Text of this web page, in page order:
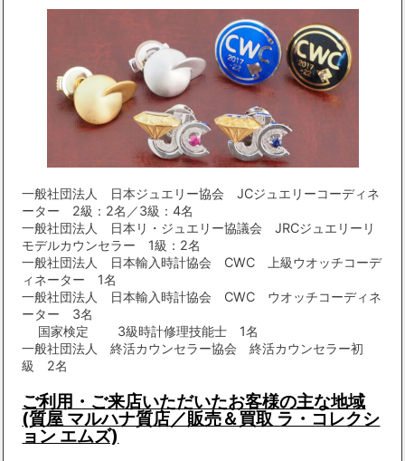
一般社団法人 日本ジュエリー協会 JCジュエリーコーディネ
ーター 2級：2名／3級：4名
一般社団法人 日本リ・ジュエリー協議会 JRCジュエリーリ
モデルカウンセラー 1級：2名
一般社団法人 日本輸入時計協会 CWC 上級ウオッチコーデ
ィネーター 1名
一般社団法人 日本輸入時計協会 CWC ウオッチコーディネ
ーター 3名
国家検定 3級時計修理技能士 1名
一般社団法人 終活カウンセラー協会 終活カウンセラー初
級 2名
ご利用・ご来店いただいたお客様の主な地域
(質屋 マルハナ質店／販売＆買取 ラ・コレクシ
ョン エムズ)